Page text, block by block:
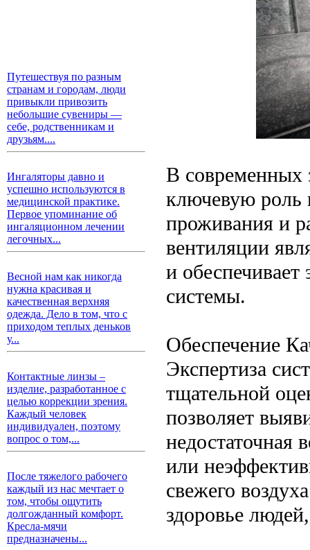
Путешествуя по разным
странам и городам, люди
привыкли привозить
небольшие сувениры —
себе, родственникам и
друзьям....
Ингаляторы давно и
успешно используются в
медицинской практике.
Первое упоминание об
ингаляционном лечении
легочных...
Весной нам как никогда
нужна красивая и
качественная верхняя
одежда. Дело в том, что с
приходом теплых деньков
у...
Контактные линзы –
изделие, разработанное с
целью коррекции зрения.
Каждый человек
индивидуален, поэтому
вопрос о том,...
После тяжелого рабочего
каждый из нас мечтает о
том, чтобы ощутить
долгожданный комфорт.
Кресла-мячи
предназначены...
В современных
ключевую роль
проживания и
вентиляции
и
системы.
Обеспечение
Экспертиза
тщательной
позволяет
недостаточная
или
свежего
здоровье